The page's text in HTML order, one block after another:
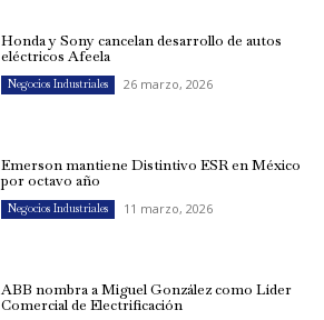
Honda y Sony cancelan desarrollo de autos
eléctricos Afeela
Negocios Industriales 26 marzo, 2026
Emerson mantiene Distintivo ESR en México
por octavo año
Negocios Industriales 11 marzo, 2026
ABB nombra a Miguel González como Líder
Comercial de Electrificación